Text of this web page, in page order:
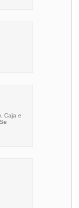
Caja e